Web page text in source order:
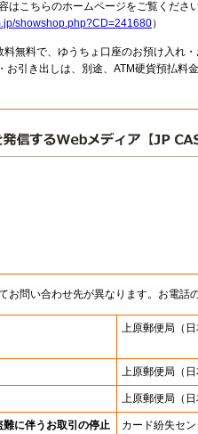
はこちらのホームページをご覧くださ
showshop.php?CD=241680）
料無料で、ゆうちょ口座のお預け入れ
お引き出しは、別途、ATM硬貨預払料
お問い合わせ先が異なります。お電話
上原郵便局 （
上原郵便局 （
上原郵便局 （
に伴うお取引の停止 カード紛失セ